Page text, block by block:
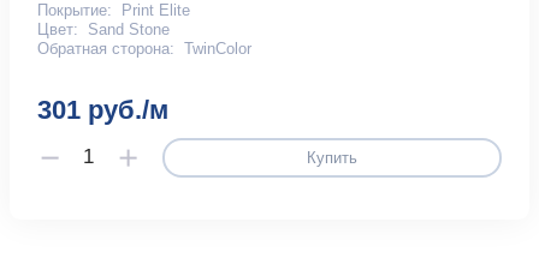
Покрытие:
Print Elite
Цвет:
Sand Stone
Обратная сторона: TwinColor
301 руб./м
Купить